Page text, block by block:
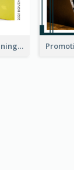
Customer Service Training Manual